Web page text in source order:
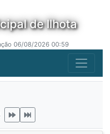
de Ilhota
06/08/2026 00:59